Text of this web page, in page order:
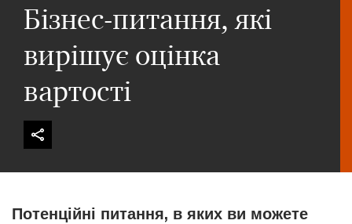
Бізнес-питання, які
вирішує оцінка
вартості
Потенційні питання, в яких ви можете